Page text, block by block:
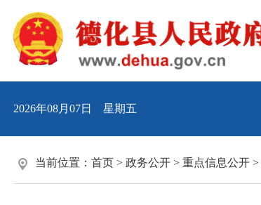
2026年08月07日 星期五
当前位置： 首页 > 政务公开 > 重点信息公开 >